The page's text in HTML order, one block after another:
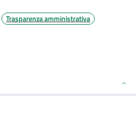
Trasparenza amministrativa